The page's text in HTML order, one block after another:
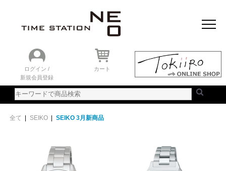
ログイン /
新規会員登録
カート
全て | SEIKO | SEIKO 3月新商品
おすすめアイテム
ニュース＆トピック
時計を探す
ランキング
ご利用ガイド